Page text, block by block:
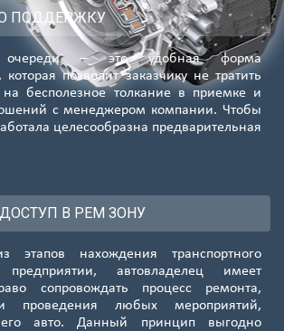
ПОДДЕРЖКУ
– это удобная форма
которая позволит заказчику не тратить
бесполезное толкание в приемке и
с менеджером компании. Чтобы
целесообразна предварительная
В РЕМ ЗОНУ
нахождения транспортного
автовладелец имеет
сопровождать процесс ремонта,
проведения любых мероприятий,
авто. Данный принцип выгодно